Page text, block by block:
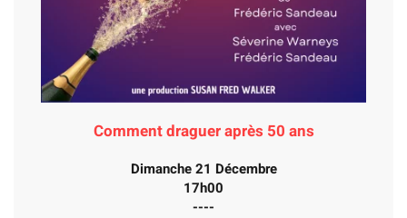
Comment draguer après 50 ans
Dimanche 21 Décembre
17h00
----